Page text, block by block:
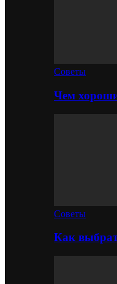
Советы
Чем
Советы
Как